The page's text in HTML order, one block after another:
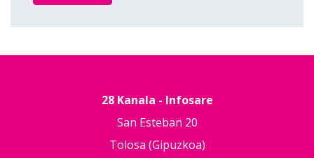
28 Kanala - Infosare
San Esteban 20
Tolosa (Gipuzkoa)